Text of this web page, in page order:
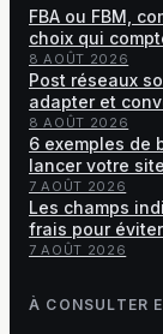
FBA ou FBM,
choix qui
8 AOÛT 2026
Post réseaux
adapter et
8 AOÛT 2026
6 exemples de
lancer votre
7 AOÛT 2026
Les champs
frais pour
7 AOÛT 2026
À CONSULTER